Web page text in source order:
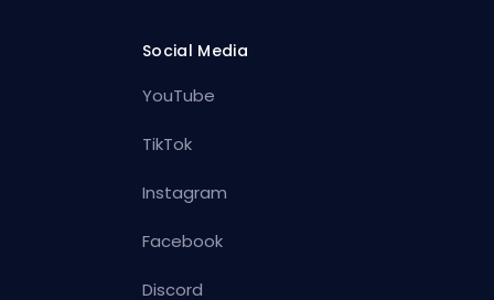
Social Media
YouTube
TikTok
Instagram
Facebook
Discord